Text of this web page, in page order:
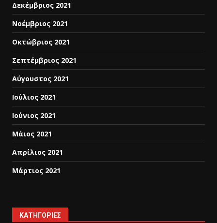
Δεκέμβριος 2021
Νοέμβριος 2021
Οκτώβριος 2021
Σεπτέμβριος 2021
Αύγουστος 2021
Ιούλιος 2021
Ιούνιος 2021
Μάιος 2021
Απρίλιος 2021
Μάρτιος 2021
KΑΤΗΓΟΡΊΕΣ